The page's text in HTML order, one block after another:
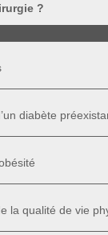
?
diabète
la qualité de vie